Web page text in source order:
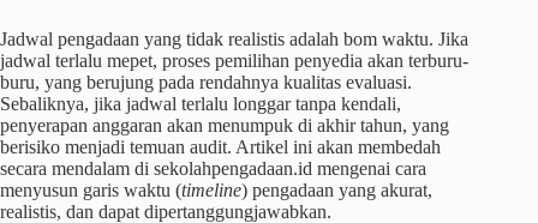
Jadwal pengadaan yang tidak realistis adalah bom waktu. Jika
jadwal terlalu mepet, proses pemilihan penyedia akan terburu-
buru, yang berujung pada rendahnya kualitas evaluasi.
Sebaliknya, jika jadwal terlalu longgar tanpa kendali,
penyerapan anggaran akan menumpuk di akhir tahun, yang
berisiko menjadi temuan audit. Artikel ini akan membedah
secara mendalam di sekolahpengadaan.id mengenai cara
menyusun garis waktu (timeline) pengadaan yang akurat,
realistis, dan dapat dipertanggungjawabkan.